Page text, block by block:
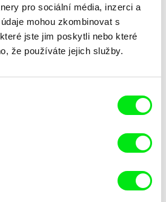
pro sociální média, inzerci a
mohou zkombinovat s
jste jim poskytli nebo které
že používáte jejich služby.
Viktor Kubal
Arash T. Riahi, Arman T. Riahi